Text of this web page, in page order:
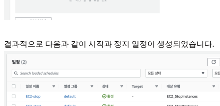
결과적으로 다음과 같이 시작과 정지 일정이 생성되었습니다.